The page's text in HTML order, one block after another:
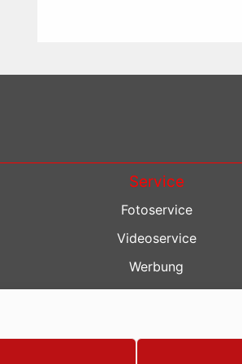
Service
Fotoservice
Videoservice
Werbung